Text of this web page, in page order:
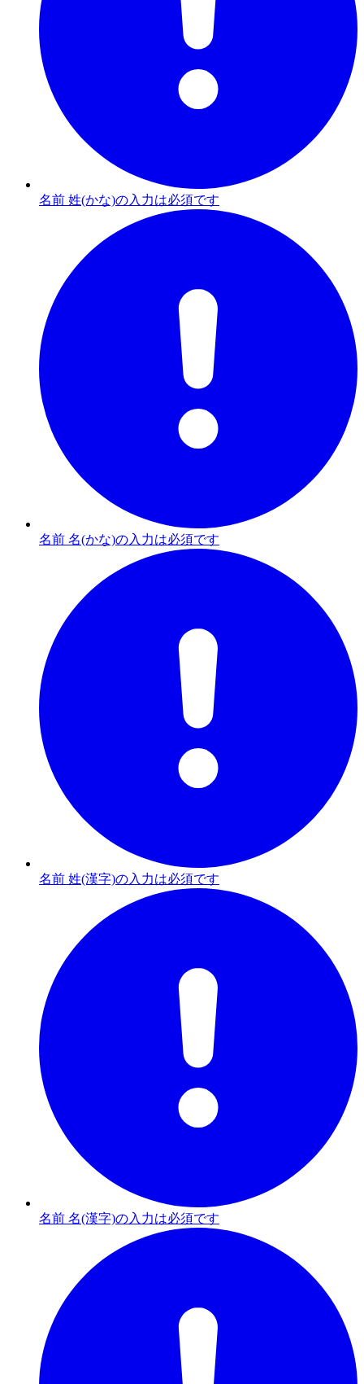
名前 姓(かな)の入力は必須です
名前 名(かな)の入力は必須です
名前 姓(漢字)の入力は必須です
名前 名(漢字)の入力は必須です